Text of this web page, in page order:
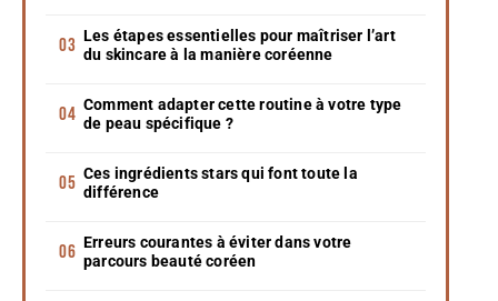
Les étapes essentielles pour maîtriser l’art
du skincare à la manière coréenne
Comment adapter cette routine à votre type
de peau spécifique ?
Ces ingrédients stars qui font toute la
différence
Erreurs courantes à éviter dans votre
parcours beauté coréen